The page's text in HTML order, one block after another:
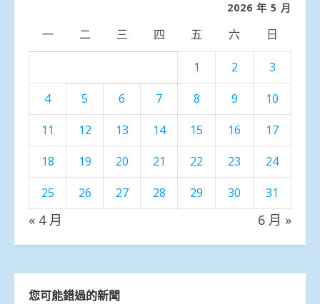
2026 年 5 月
一 二 三 四 五 六 日
1 2
3
4
5 6 7 8 9
10
11
12 13 14 15 16
17
18
19 20 21 22 23
24
25
26 27 28 29 30 31
« 4 月 6 月 »
您可能錯過的新聞